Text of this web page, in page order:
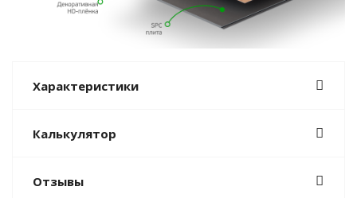
Характеристики
Калькулятор
Отзывы